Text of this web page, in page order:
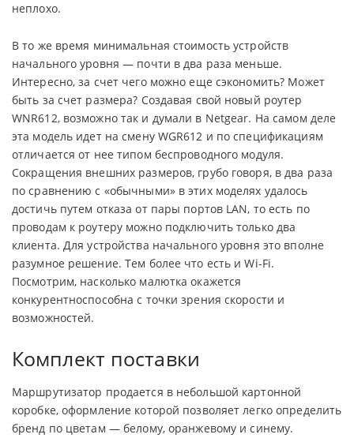
неплохо.
В то же время минимальная стоимость устройств
начального уровня — почти в два раза меньше.
Интересно, за счет чего можно еще сэкономить? Может
быть за счет размера? Создавая свой новый роутер
WNR612, возможно так и думали в Netgear. На самом деле
эта модель идет на смену WGR612 и по спецификациям
отличается от нее типом беспроводного модуля.
Сокращения внешних размеров, грубо говоря, в два раза
по сравнению с «обычными» в этих моделях удалось
достичь путем отказа от пары портов LAN, то есть по
проводам к роутеру можно подключить только два
клиента. Для устройства начального уровня это вполне
разумное решение. Тем более что есть и Wi-Fi.
Посмотрим, насколько малютка окажется
конкурентноспособна с точки зрения скорости и
возможностей.
Комплект поставки
Маршрутизатор продается в небольшой картонной
коробке, оформление которой позволяет легко определить
бренд по цветам — белому, оранжевому и синему.